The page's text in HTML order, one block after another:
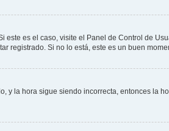
es el caso, visite el Panel de Control de
registrado. Si no lo está, este es un buen
la hora sigue siendo incorrecta, entonces la